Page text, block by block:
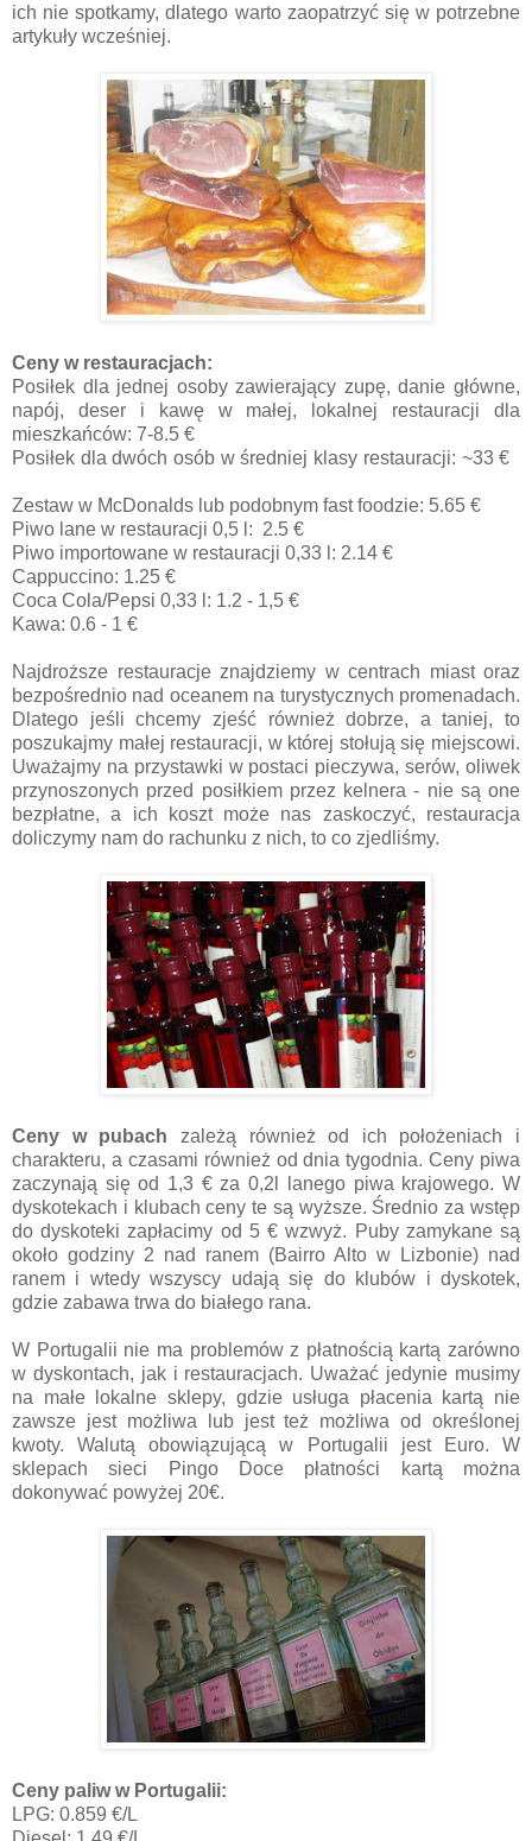
ich nie spotkamy, dlatego warto zaopatrzyć się w potrzebne
artykuły wcześniej.
Ceny w restauracjach:
Posiłek dla jednej osoby zawierający zupę, danie główne,
napój, deser i kawę w małej, lokalnej restauracji dla
mieszkańców: 7-8.5 €
Posiłek dla dwóch osób w średniej klasy restauracji: ~33 €
Zestaw w McDonalds lub podobnym fast foodzie: 5.65 €
Piwo lane w restauracji 0,5 l: 2.5 €
Piwo importowane w restauracji 0,33 l: 2.14 €
Cappuccino: 1.25 €
Coca Cola/Pepsi 0,33 l: 1.2 - 1,5 €
Kawa: 0.6 - 1 €
Najdroższe restauracje znajdziemy w centrach miast oraz
bezpośrednio nad oceanem na turystycznych promenadach.
Dlatego jeśli chcemy zjeść również dobrze, a taniej, to
poszukajmy małej restauracji, w której stołują się miejscowi.
Uważajmy na przystawki w postaci pieczywa, serów, oliwek
przynoszonych przed posiłkiem przez kelnera - nie są one
bezpłatne, a ich koszt może nas zaskoczyć, restauracja
doliczymy nam do rachunku z nich, to co zjedliśmy.
Ceny w pubach zależą również od ich położeniach i
charakteru, a czasami również od dnia tygodnia. Ceny piwa
zaczynają się od 1,3 € za 0,2l lanego piwa krajowego. W
dyskotekach i klubach ceny te są wyższe. Średnio za wstęp
do dyskoteki zapłacimy od 5 € wzwyż. Puby zamykane są
około godziny 2 nad ranem (Bairro Alto w Lizbonie) nad
ranem i wtedy wszyscy udają się do klubów i dyskotek,
gdzie zabawa trwa do białego rana.
W Portugalii nie ma problemów z płatnością kartą zarówno
w dyskontach, jak i restauracjach. Uważać jedynie musimy
na małe lokalne sklepy, gdzie usługa płacenia kartą nie
zawsze jest możliwa lub jest też możliwa od określonej
kwoty. Walutą obowiązującą w Portugalii jest Euro. W
sklepach sieci Pingo Doce płatności kartą można
dokonywać powyżej 20€.
Ceny paliw w Portugalii:
LPG: 0.859 €/L